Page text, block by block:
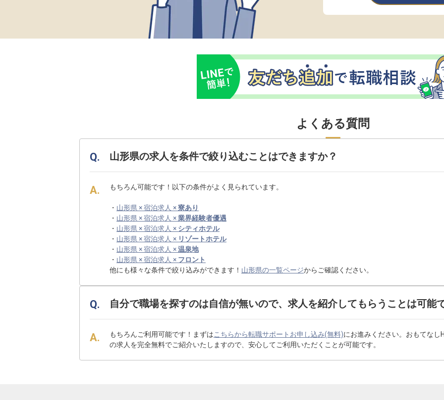
よくある質問
山形県の求人を条件で絞り込むことはできますか？
もちろん可能です！以下の条件がよく見られています。
・ 山形県 × 宿泊求人 ×寮あり
・ 山形県 × 宿泊求人 ×業界経験者優遇
・ 山形県 × 宿泊求人 × シティホテル
・ 山形県 × 宿泊求人 × リゾートホテル
・ 山形県 × 宿泊求人 ×温泉地
・ 山形県 × 宿泊求人 × フロント
他にも様々な条件で絞り込みができます！ 山形県の一覧ページからご確認ください。
自分で職場を探すのは自信が無いので、求人を紹介してもらうことは可能
もちろんご利用可能です！まずはこちらから転職サポートお申し込み(無料)にお進みください。おもてなし
の求人を完全無料でご紹介いたしますので、安心してご利用いただくことが可能です。